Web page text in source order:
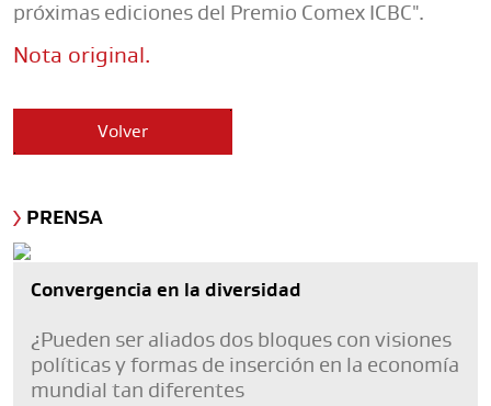
próximas ediciones del Premio Comex ICBC".
Nota original.
Volver
PRENSA
Convergencia en la diversidad
¿Pueden ser aliados dos bloques con visiones
políticas y formas de inserción en la economía
mundial tan diferentes